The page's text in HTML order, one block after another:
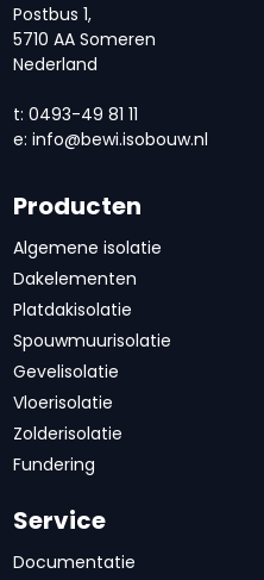
Postbus 1,
5710 AA Someren
Nederland
t: 0493-49 81 11
e: info@bewi.isobouw.nl
Producten
Algemene isolatie
Dakelementen
Platdakisolatie
Spouwmuurisolatie
Gevelisolatie
Vloerisolatie
Zolderisolatie
Fundering
Service
Documentatie